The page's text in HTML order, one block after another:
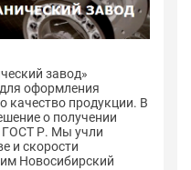
завод»
оформления
качество продукции. В
о получении
ГОСТ Р. Мы учли
и скорости
Новосибирский